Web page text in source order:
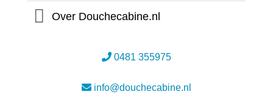
Over Douchecabine.nl
0481 355975
info@douchecabine.nl